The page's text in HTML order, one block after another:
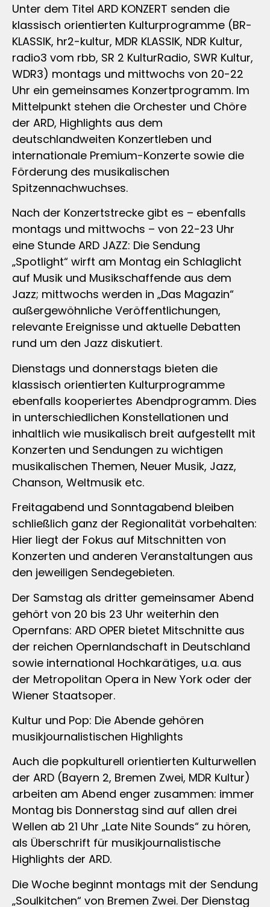
Unter dem Titel ARD KONZERT senden die
klassisch orientierten Kulturprogramme (BR-
KLASSIK, hr2-kultur, MDR KLASSIK, NDR Kultur,
radio3 vom rbb, SR 2 KulturRadio, SWR Kultur,
WDR3) montags und mittwochs von 20-22
Uhr ein gemeinsames Konzertprogramm. Im
Mittelpunkt stehen die Orchester und Chöre
der ARD, Highlights aus dem
deutschlandweiten Konzertleben und
internationale Premium-Konzerte sowie die
Förderung des musikalischen
Spitzennachwuchses.
Nach der Konzertstrecke gibt es – ebenfalls
montags und mittwochs – von 22-23 Uhr
eine Stunde ARD JAZZ: Die Sendung
„Spotlight“ wirft am Montag ein Schlaglicht
auf Musik und Musikschaffende aus dem
Jazz; mittwochs werden in „Das Magazin“
außergewöhnliche Veröffentlichungen,
relevante Ereignisse und aktuelle Debatten
rund um den Jazz diskutiert.
Dienstags und donnerstags bieten die
klassisch orientierten Kulturprogramme
ebenfalls kooperiertes Abendprogramm. Dies
in unterschiedlichen Konstellationen und
inhaltlich wie musikalisch breit aufgestellt mit
Konzerten und Sendungen zu wichtigen
musikalischen Themen, Neuer Musik, Jazz,
Chanson, Weltmusik etc.
Freitagabend und Sonntagabend bleiben
schließlich ganz der Regionalität vorbehalten:
Hier liegt der Fokus auf Mitschnitten von
Konzerten und anderen Veranstaltungen aus
den jeweiligen Sendegebieten.
Der Samstag als dritter gemeinsamer Abend
gehört von 20 bis 23 Uhr weiterhin den
Opernfans: ARD OPER bietet Mitschnitte aus
der reichen Opernlandschaft in Deutschland
sowie international Hochkarätiges, u.a. aus
der Metropolitan Opera in New York oder der
Wiener Staatsoper.
Kultur und Pop: Die Abende gehören
musikjournalistischen Highlights
Auch die popkulturell orientierten Kulturwellen
der ARD (Bayern 2, Bremen Zwei, MDR Kultur)
arbeiten am Abend enger zusammen: immer
Montag bis Donnerstag sind auf allen drei
Wellen ab 21 Uhr „Late Nite Sounds“ zu hören,
als Überschrift für musikjournalistische
Highlights der ARD.
Die Woche beginnt montags mit der Sendung
„Soulkitchen“ von Bremen Zwei. Der Dienstag